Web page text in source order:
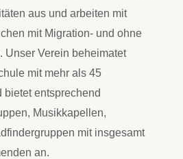
aus und arbeiten mit
mit Migration- und ohne
Unser Verein beheimatet
mit mehr als 45
bietet entsprechend
Musikkapellen,
mit insgesamt
an.